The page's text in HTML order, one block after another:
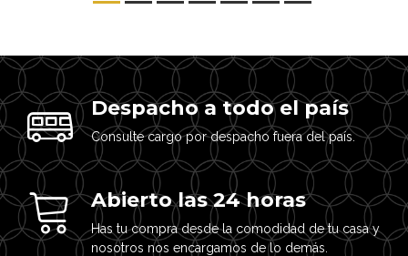
Despacho a todo el país
Consulte cargo por despacho fuera del país.
Abierto las 24 horas
Has tu compra desde la comodidad de tu casa y
nosotros nos encargamos de lo demás.